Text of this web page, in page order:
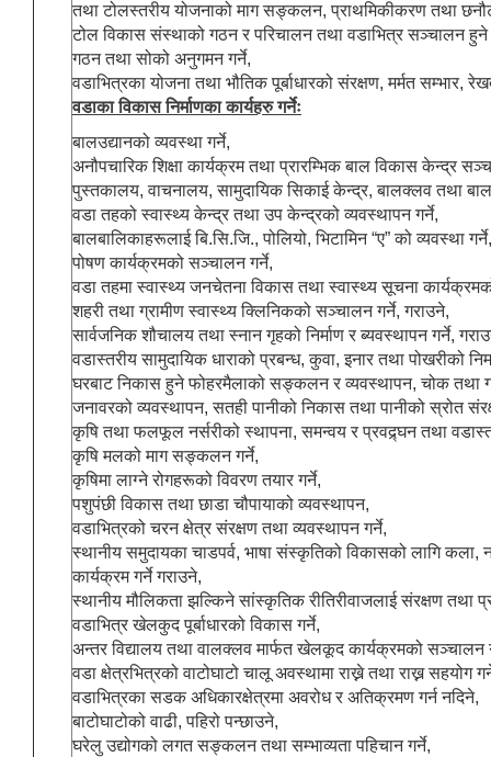
तथा टोलस्तरीय योजनाको माग सङ्कलन, प्राथमिकीकरण तथा
टोल विकास संस्थाको गठन र परिचालन तथा वडाभित्र सञ्चालन हुने
गठन तथा सोको अनुगमन गर्ने,
वडाभित्रका योजना तथा भौतिक पूर्बाधारको संरक्षण, मर्मत सम्भार,
वडाका विकास निर्माणका कार्यहरु गर्नेः
बालउद्यानको व्यवस्था गर्ने,
अनौपचारिक शिक्षा कार्यक्रम तथा प्रारम्भिक बाल विकास केन्द्र
पुस्तकालय, वाचनालय, सामुदायिक सिकाई केन्द्र, बालक्लव तथा
वडा तहको स्वास्थ्य केन्द्र तथा उप केन्द्रको व्यवस्थापन गर्ने,
बालबालिकाहरूलाई बि.सि.जि., पोलियो, भिटामिन “ए” को व्यवस्था गर्ने,
पोषण कार्यक्रमको सञ्चालन गर्ने,
वडा तहमा स्वास्थ्य जनचेतना विकास तथा स्वास्थ्य सूचना
शहरी तथा ग्रामीण स्वास्थ्य क्लिनिकको सञ्चालन गर्ने, गराउने,
सार्वजनिक शौचालय तथा स्नान गृहको निर्माण र ब्यवस्थापन गर्ने,
वडास्तरीय सामुदायिक धाराको प्रबन्ध, कुवा, इनार तथा पोखरीको
घरबाट निकास हुने फोहरमैलाको सङ्कलन र व्यवस्थापन, चोक
जनावरको व्यवस्थापन, सतही पानीको निकास तथा पानीको स्रोत
कृषि तथा फलफूल नर्सरीको स्थापना, समन्वय र प्रवद्र्घन तथा
कृषि मलको माग सङ्कलन गर्ने,
कृषिमा लाग्ने रोगहरूको विवरण तयार गर्ने,
पशुपंछी विकास तथा छाडा चौपायाको व्यवस्थापन,
वडाभित्रको चरन क्षेत्र संरक्षण तथा व्यवस्थापन गर्ने,
स्थानीय समुदायका चाडपर्व, भाषा संस्कृतिको विकासको लागि
कार्यक्रम गर्ने गराउने,
स्थानीय मौलिकता झल्किने सांस्कृतिक रीतिरीवाजलाई संरक्षण तथा
वडाभित्र खेलकुद पूर्बाधारको विकास गर्ने,
अन्तर विद्यालय तथा वालक्लव मार्फत खेलकूद कार्यक्रमको सञ्चालन
वडा क्षेत्रभित्रको वाटोघाटो चालू अवस्थामा राख्ने तथा राख्न सहयोग
वडाभित्रका सडक अधिकारक्षेत्रमा अवरोध र अतिक्रमण गर्न नदिने,
बाटोघाटोको वाढी, पहिरो पन्छाउने,
घरेलु उद्योगको लगत सङ्कलन तथा सम्भाव्यता पहिचान गर्ने,